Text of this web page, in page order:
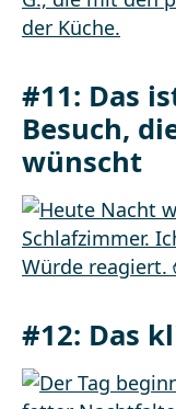
#11: Das
Besuch,
wünscht
#12: Das